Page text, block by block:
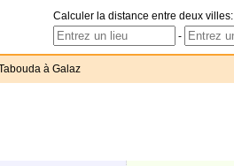
Calculer la distance entre deux villes:
-
à Galaz